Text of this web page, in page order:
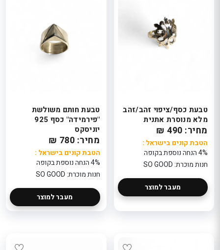
טבעת כסף/ציפוי זהב/זהב
מלא מנוסרת אתנית
מחיר: 490 ₪
הטבת קונים בישראל :
4% הנחה נוספת בקופה
חנות מוכרת: SO GOOD
מעבר למוצר
טבעת חותם משולשת
"פירמידה" כסף 925
יוניסקס
מחיר: 780 ₪
הטבת קונים בישראל :
4% הנחה נוספת בקופה
חנות מוכרת: SO GOOD
מעבר למוצר